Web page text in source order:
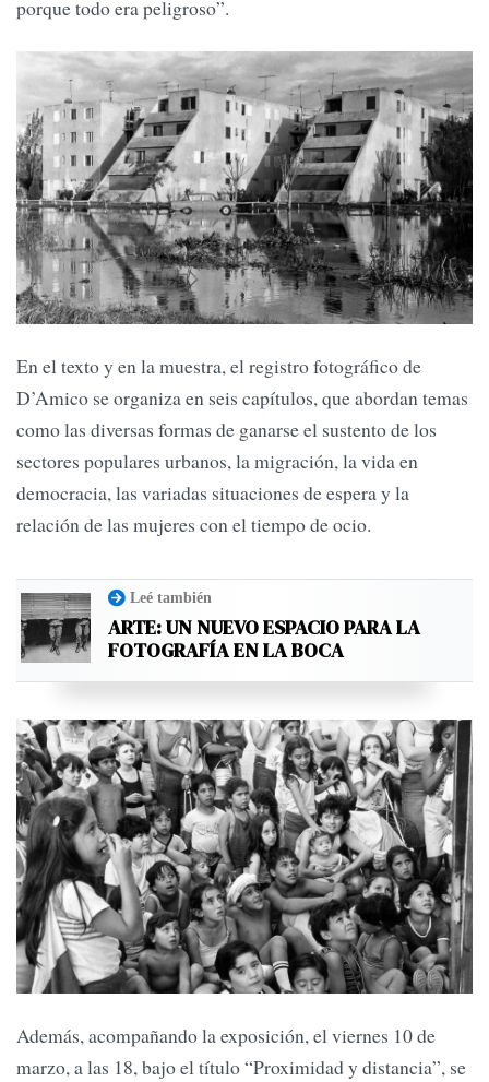
porque todo era peligroso”.
En el texto y en la muestra, el registro fotográfico de
D’Amico se organiza en seis capítulos, que abordan temas
como las diversas formas de ganarse el sustento de los
sectores populares urbanos, la migración, la vida en
democracia, las variadas situaciones de espera y la
relación de las mujeres con el tiempo de ocio.
Leé también
ARTE: UN NUEVO ESPACIO PARA LA
FOTOGRAFÍA EN LA BOCA
Además, acompañando la exposición, el viernes 10 de
marzo, a las 18, bajo el título “Proximidad y distancia”, se